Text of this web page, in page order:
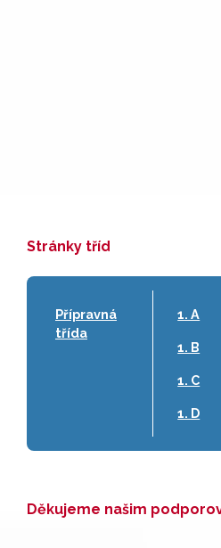
Stránky tříd
Přípravná
třída
1. A
1. B
1. C
1. D
Děkujeme našim